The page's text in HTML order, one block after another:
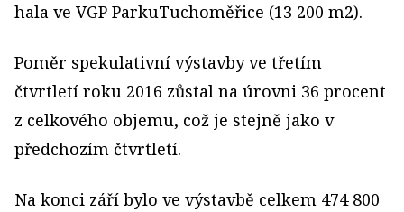
hala ve VGP ParkuTuchoměřice (13 200 m2).
Poměr spekulativní výstavby ve třetím
čtvrtletí roku 2016 zůstal na úrovni 36 procent
z celkového objemu, což je stejně jako v
předchozím čtvrtletí.
Na konci září bylo ve výstavbě celkem 474 800